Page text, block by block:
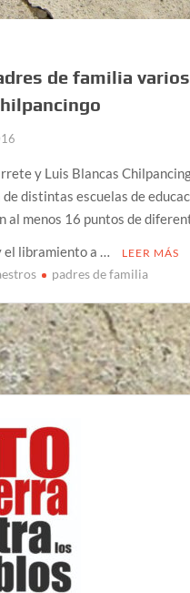
de familia varios
y Luis Blancas
distintas escuelas de
al menos 16 puntos de
el libramiento a …
LEER MÁS
padres de familia